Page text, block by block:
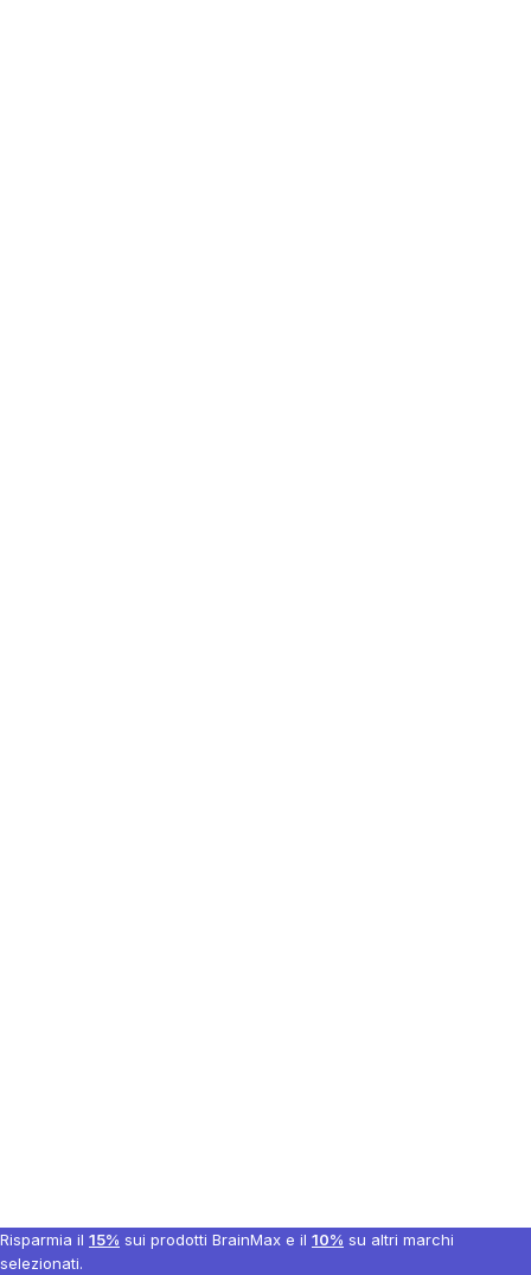
Risparmia il 15% sui prodotti BrainMax e il 10% su altri marchi
selezionati.